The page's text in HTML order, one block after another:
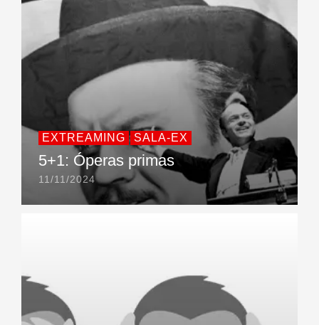
EXTREAMING SALA-EX
5+1: Óperas primas
11/11/2024